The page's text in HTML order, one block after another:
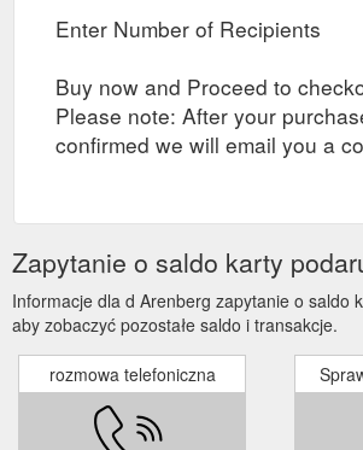
Enter Number of Recipients
Buy now and Proceed to
Please note: After your
confirmed we will email you a
Zapytanie o saldo karty
Informacje dla d Arenberg zapytanie o saldo
aby zobaczyć pozostałe saldo i transakcje.
rozmowa telefoniczna